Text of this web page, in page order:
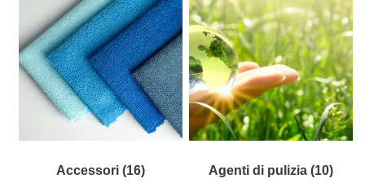
Accessori (16) Agenti di pulizia (10)